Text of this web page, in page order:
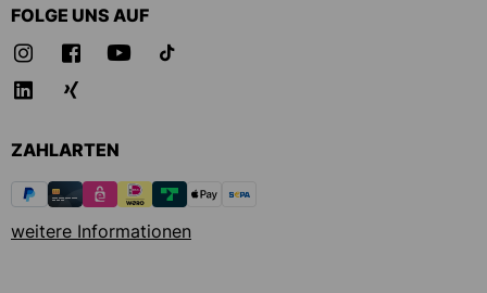
FOLGE UNS AUF
ZAHLARTEN
weitere Informationen